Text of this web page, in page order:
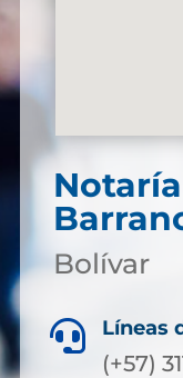
Bolívar
 Líneas
(+57)